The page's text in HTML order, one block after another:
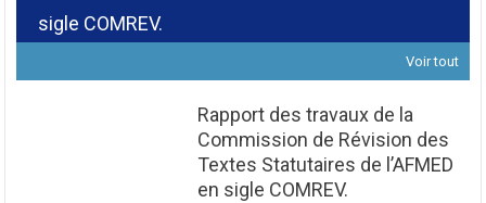
sigle COMREV.
Voir tout
Rapport des travaux de la
Commission de Révision des
Textes Statutaires de l’AFMED
en sigle COMREV.